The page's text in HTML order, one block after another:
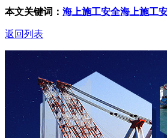
本文关键词： 海上施工安全海上施工
返回列表